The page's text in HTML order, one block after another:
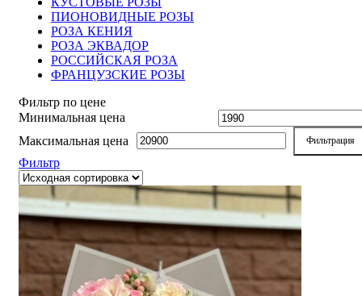
ПИОНОВИДНЫЕ РОЗЫ
РОЗА КЕНИЯ
РОЗА ЭКВАДОР
РОССИЙСКАЯ РОЗА
ФРАНЦУЗСКИЕ РОЗЫ
Фильтр по цене
Минимальная цена
Максимальная цена
Фильтрация
Фильтр